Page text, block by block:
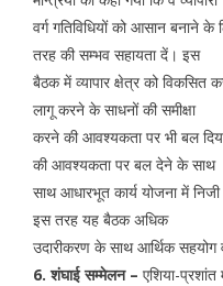
वर्ग गतिविधियों को आसान बनाने
तरह की सम्भव सहायता दें। इस
बैठक में व्यापार क्षेत्र को विकसित
लागू करने के साधनों की समीक्षा
करने की आवश्यकता पर भी बल
की आवश्यकता पर बल देने के साथ
साथ आधारभूत कार्य योजना में
इस तरह यह बैठक अधिक
उदारीकरण के साथ आर्थिक सहयोग
6. शंघाई सम्मेलन – एशिया-